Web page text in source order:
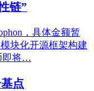
链”
，具体金额暂
模块化开源框架构建
即将…
点